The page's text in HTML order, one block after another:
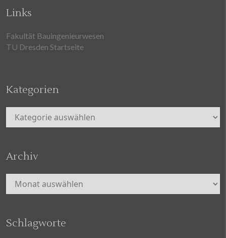
Links
Fakultät Bauingenieurwesen
TU Dresden Startseite
Kategorien
Kategorien
Archiv
Archiv
Schlagworte